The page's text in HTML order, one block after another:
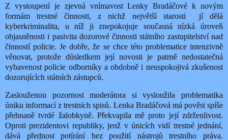
Z vystoupení je zjevná vnímavost Lenky Bradáčové k novým
formám trestné činnosti, z nichž největší starosti jí dělá
kyberkriminalita, u níž ji znepokojuje současná nízká úroveň
objasněnosti i pasivita dozorové činnosti státního zastupitelství nad
činností policie. Je dobře, že se chce této problematice intenzivně
věnovat, protože důsledkem její novosti je patrně nedostatečná
vybavenost policie odborníky a obdobně i neuspokojivá zkušenost
dozorujících státních zástupců.
Zaslouženou pozornost moderátora si vysloužila problematika
úniku informací z trestních spisů. Lenka Bradáčová má pověst spíše
přehnaně tvrdé žalobkyně. Překvapila mě proto její zdrženlivost.
Oproti prezidentovi republiky, jenž v únicích vidí trestné jednání,
dává přednost potírání bez použití nástrojů trestního práva.